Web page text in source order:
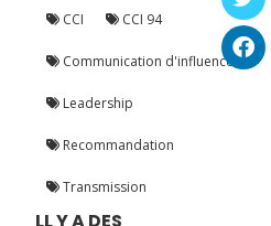
CCI CCI 94
Communication d'influence
Leadership
Recommandation
Transmission